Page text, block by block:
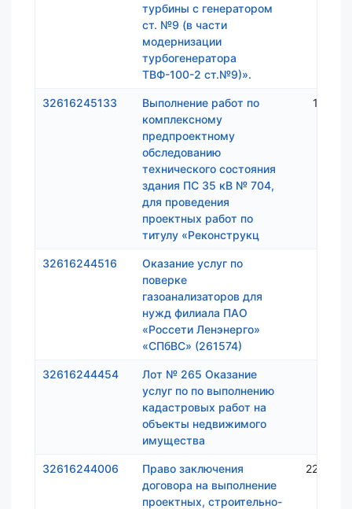
турбины с генератором
ст. №9 (в части
модернизации
турбогенератора
ТВФ-100-2 ст.№9)».
32616245133
Выполнение работ по
комплексному
предпроектному
обследованию
технического состояния
здания ПС 35 кВ № 704,
для проведения
проектных работ по
титулу «Реконструкц
1 330
32616244516
Оказание услуг по
поверке
газоанализаторов для
нужд филиала ПАО
«Россети Ленэнерго»
«СПбВС» (261574)
32616244454
Лот № 265 Оказание
услуг по по выполнению
кадастровых работ на
объекты недвижимого
имущества
32616244006
Право заключения
договора на выполнение
проектных, строительно-
22 383